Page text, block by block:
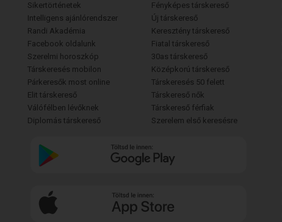
Sikertörténetek
Intelligens ajánlórendszer
Randi Akadémia
Facebook oldalunk
Szerelmi horoszkóp
Társkeresés mobilon
Párkeresők most online
Elit társkereső
Válófélben lévőknek
Diplomás társkereső
Fényképes társkereső
Új társkereső
Keresztény társkereső
Fiatal társkereső
30as társkereső
Középkorú társkereső
Társkeresés 50 felett
Társkereső nők
Társkereső férfiak
Szerelem első keresésre